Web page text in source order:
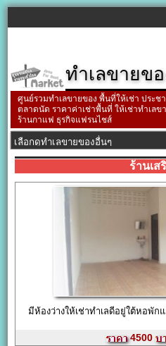
ทำเลขายข
ศูนย์รวมทำเลขายของ พื้นที่ให้เช่า ประ
ตลาดนัด ราคาค่าเช่าพื้นที่ ให้เช่าทำเล
ร้านกาแฟ ธุรกิจแฟรนไชส์
ร้านเส
มีห้องว่างให้เช่าทำเลดีอยู่ใต้หอพั
4500